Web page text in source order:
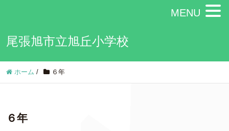
尾張旭市立旭丘小学校
ホーム / ６年
６年
MENU